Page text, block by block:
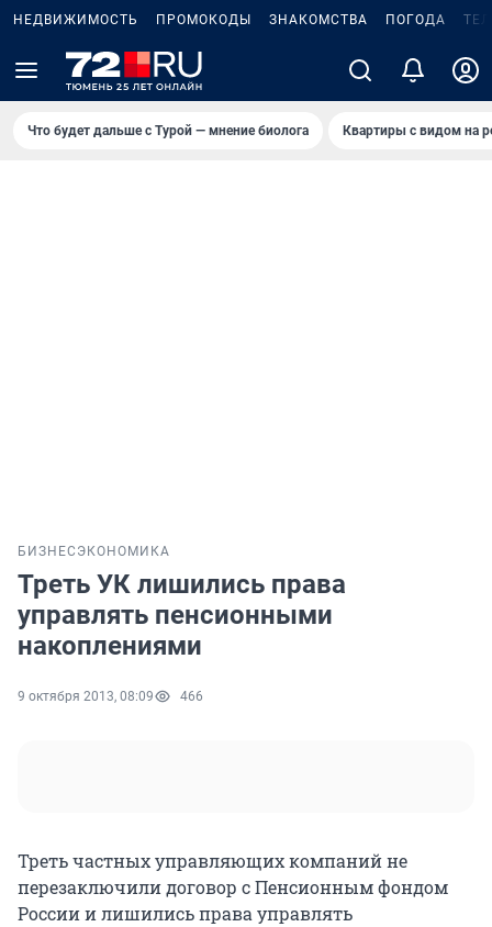
НЕДВИЖИМОСТЬ ПРОМОКОДЫ ЗНАКОМСТВА ПОГОДА
Что будет дальше с Турой — мнение биолога Квартиры с видом на
БИЗНЕС ЭКОНОМИКА
Треть УК лишились права
управлять пенсионными
накоплениями
9 октября 2013, 08:09 466
Треть частных управляющих компаний не
перезаключили договор с Пенсионным фондом
России и лишились права управлять